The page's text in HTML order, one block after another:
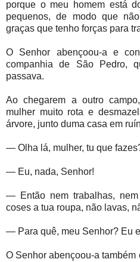
porque o meu homem está
pequenos, de modo que
graças que tenho forças para
O Senhor abençoou-a e
companhia de São Pedro,
passava.
Ao chegarem a outro
mulher muito rota e
árvore, junto duma casa em
— Olha lá, mulher, tu que
— Eu, nada, Senhor!
— Então nem trabalhas,
coses a tua roupa, não lavas,
— Para quê, meu Senhor? Eu
O Senhor abençoou-a